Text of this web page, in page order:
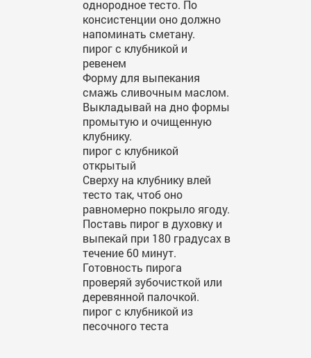
однородное тесто. По
консистенции оно должно
напоминать сметану.
пирог с клубникой и
ревенем
Форму для выпекания
смажь сливочным маслом.
Выкладывай на дно формы
промытую и очищенную
клубнику.
пирог с клубникой
открытый
Сверху на клубнику влей
тесто так, чтоб оно
равномерно покрыло ягоду.
Поставь пирог в духовку и
выпекай при 180 градусах в
течение 60 минут.
Готовность пирога
проверяй зубочисткой или
деревянной палочкой.
пирог с клубникой из
песочного теста